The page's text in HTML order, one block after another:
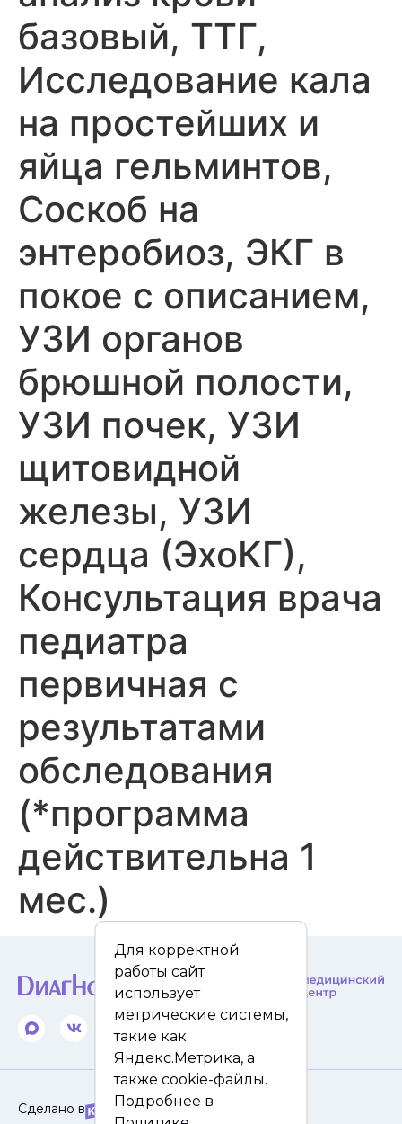
базовый, ТТГ,
Исследование кала
на простейших и
яйца гельминтов,
Соскоб на
энтеробиоз, ЭКГ в
покое с описанием,
УЗИ органов
брюшной полости,
УЗИ почек, УЗИ
щитовидной
железы, УЗИ
сердца (ЭхоКГ),
Консультация врача
педиатра
первичная с
результатами
обследования
(*программа
действительна 1
мес.)
Сделано в
Для корректной
работы сайт
использует
метрические системы,
такие как
Яндекс.Метрика, а
также cookie-файлы.
Подробнее в